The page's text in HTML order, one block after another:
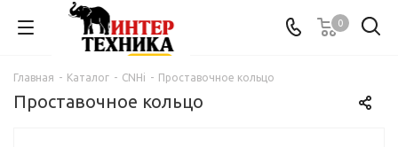
0
Главная - Каталог - CNHi - Проставочное кольцо
Проставочное кольцо